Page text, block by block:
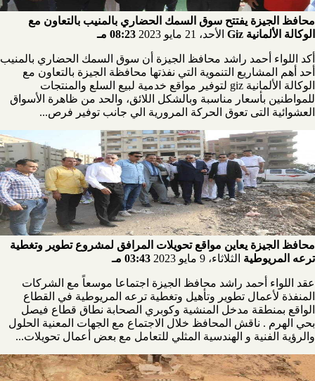
محافظ الجيزة يفتتح سوق السمك الحضاري بالمنيب بالتعاون مع
الوكالة الألمانية Giz
الأحد، 21 مايو 2023 08:23 مـ
أكد اللواء أحمد راشد محافظ الجيزة أن سوق السمك الحضاري بالمنيب
أحد أهم المشاريع التنموية التي نفذتها محافظة الجيزة بالتعاون مع
الوكالة الألمانية giz لتوفير مواقع خدمية لبيع السلع والمنتجات
للمواطنين بأسعار مناسبة وبالشكل اللائق، والحد من ظاهرة الأسواق
العشوائية التى تعوق الحركة المرورية الي جانب توفير فرص...
محافظ الجيزة يعاين مواقع تحويلات المرافق لمشروع تطوير وتغطية
ترعه المريوطية الثلاثاء، 9 مايو 2023 03:43 مـ
عقد اللواء أحمد راشد محافظ الجيزة اجتماعا موسعاً مع الشركات
المنفذة لأعمال تطوير وتأهيل وتغطية ترعه المريوطية في القطاع
الواقع بمنطقة مدخل المنشية وكوبري الصحابة نطاق قطاع فيصل
بحي الهرم . ناقش المحافظ خلال الاجتماع مع الجهات المعنية الحلول
والرؤية الفنية و الهندسية المثلي للتعامل مع بعض أعمال تحويلات...